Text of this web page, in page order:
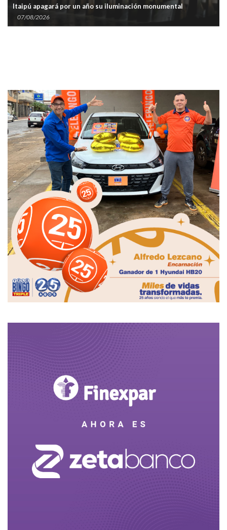
Itaipú apagará por un año su iluminación monumental
07/08/2026